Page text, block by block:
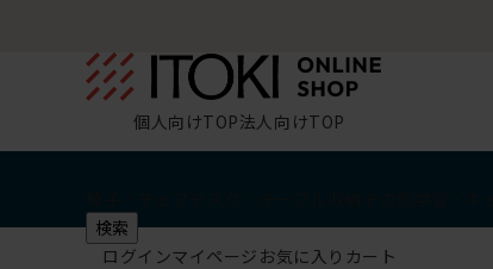
個人向けTOP法人向けTOP
検索
ログインマイページ お気に入り カート